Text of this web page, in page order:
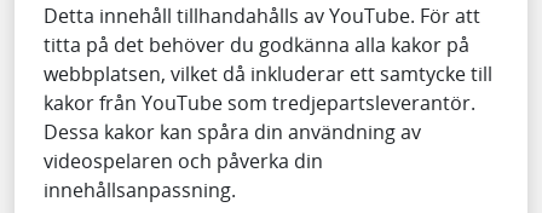
Detta innehåll tillhandahålls av YouTube. För att
titta på det behöver du godkänna alla kakor på
webbplatsen, vilket då inkluderar ett samtycke till
kakor från YouTube som tredjepartsleverantör.
Dessa kakor kan spåra din användning av
videospelaren och påverka din
innehållsanpassning.